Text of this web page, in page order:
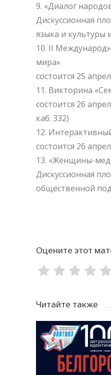
«Диалог
Дискуссионная
языка и культуры
II
мира»
состоится 25
Викторина
состоится 26
каб. 332)
состоится 26
«Женщины-
Дискуссионная
общественной
Оцените этот
Читайте также